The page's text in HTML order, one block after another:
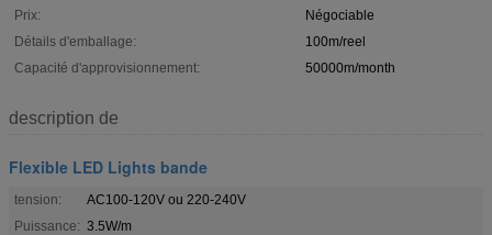
Prix:
Négociable
Détails d'emballage:
100m/reel
Capacité d'approvisionnement:
50000m/month
description de
Flexible LED Lights bande
tension:
AC100-120V ou 220-240V
Puissance: 3.5W/m